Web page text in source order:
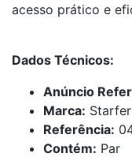
acesso prático e
Dados Técnicos:
Anúncio
Marca: Starfer
Referência:
Contém: Par